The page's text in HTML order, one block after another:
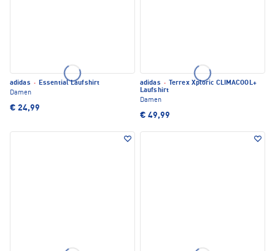
adidas · Essential Laufshirt
Damen
€ 24,99
adidas ·
Terrex Xploric CLIMACOOL+
Laufshirt
Damen
€ 49,99